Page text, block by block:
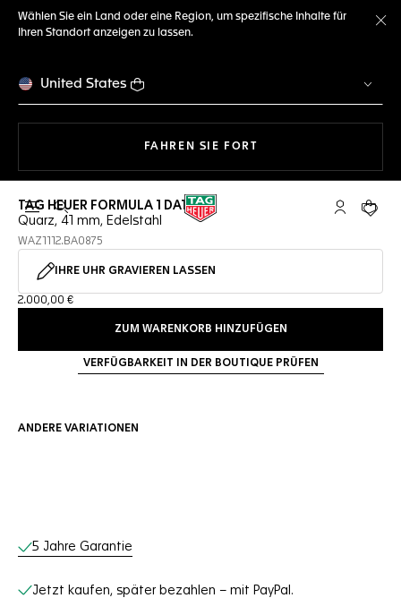
Wählen Sie ein Land oder eine Region, um spezifische Inhalte für
Ihren Standort anzeigen zu lassen.
United States
FAHREN SIE FORTMIT DER NAVIGATION
Suche öffnen My TAG
Ihr
TAG HEUER FORMULA 1 DATE
Quarz, 41 mm, Edelstahl
WAZ1112.BA0875
IHRE UHR GRAVIEREN LASSEN
2.000,00 €
ZUM WARENKORB HINZUFÜGEN
VERFÜGBARKEIT IN DER BOUTIQUE PRÜFEN
ANDERE VARIATIONEN
Online-Services
5 Jahre Garantie
Jetzt kaufen, später bezahlen – mit PayPal.